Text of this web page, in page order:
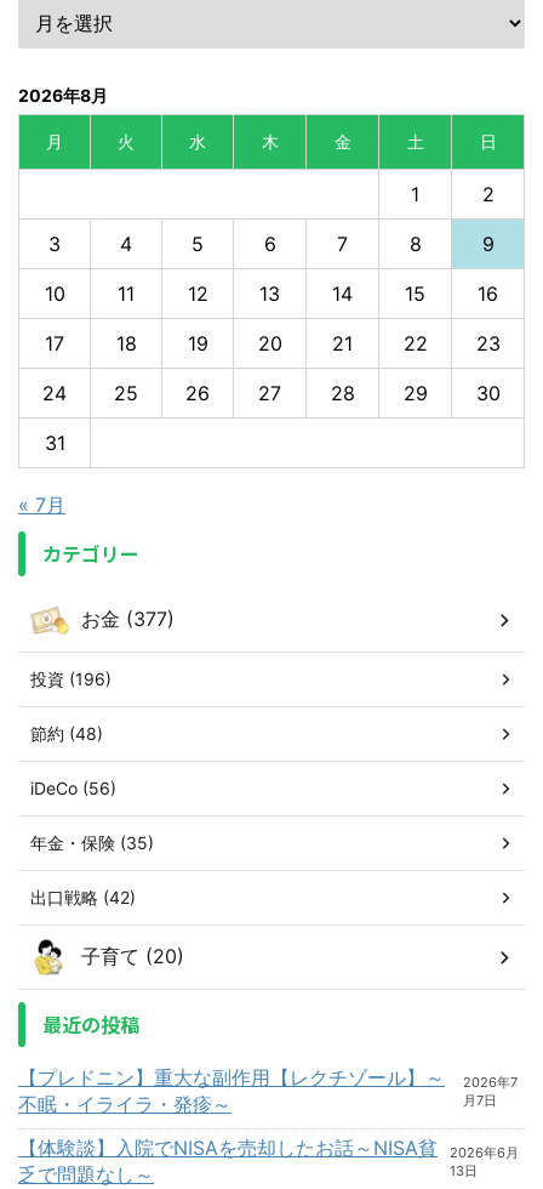
2026年8月
月 火 水 木 金 土 日
1 2
3 4 5 6 7 8 9
10 11 12 13 14 15 16
17 18 19 20 21 22 23
24 25 26 27 28 29 30
31
« 7月
カテゴリー
お金 (377)
投資 (196)
節約 (48)
iDeCo (56)
年金・保険 (35)
出口戦略 (42)
子育て (20)
最近の投稿
【プレドニン】重大な副作用【レクチゾール】～
不眠・イライラ・発疹～
2026年7
月7日
【体験談】入院でNISAを売却したお話～NISA貧
乏で問題なし～
2026年6月
13日